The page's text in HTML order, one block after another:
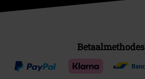
Betaalmethodes